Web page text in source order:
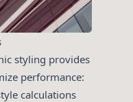
styling provides
performance:
calculations